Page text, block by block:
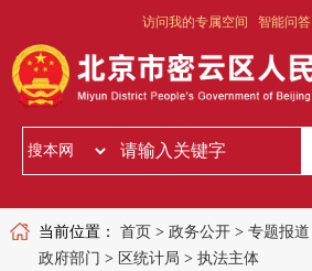
访问我的专属空间 智能问答
当前位置： 首页 > 政务公开> 专题报道
政府部门 > 区统计局 > 执法主体